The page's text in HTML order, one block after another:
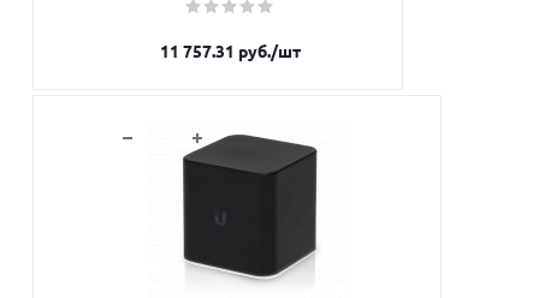
11 757.31 руб./шт
В корзину